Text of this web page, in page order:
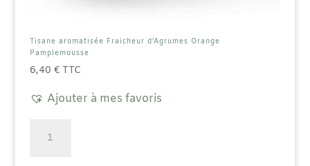
Tisane aromatisée Fraicheur d’Agrumes Orange
Pamplemousse
6,40 € TTC
Ajouter à mes favoris